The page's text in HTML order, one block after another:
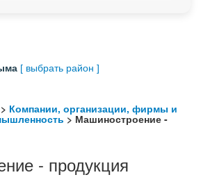
[ выбрать район ]
> Компании, организации, фирмы и
> Машиностроение -
- продукция